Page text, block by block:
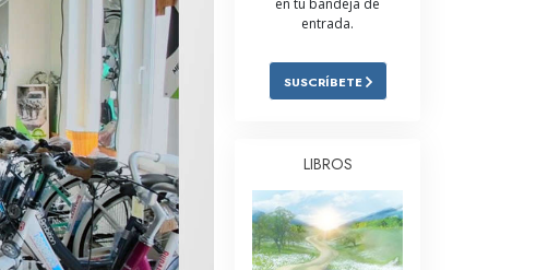
Respuestas a las Drogas
Los Niños
La Ética y las
Condiciones
La Causa de la Supresión
Investigaciones
en tu bandeja de
entrada.
SUSCRÍBETE
LIBROS